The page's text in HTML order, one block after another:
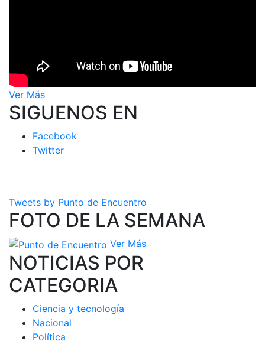
Ver Más
SIGUENOS EN
Facebook
Twitter
Tweets by Punto de Encuentro
FOTO DE LA SEMANA
Ver Más
NOTICIAS POR
CATEGORIA
Ciencia y tecnología
Nacional
Política